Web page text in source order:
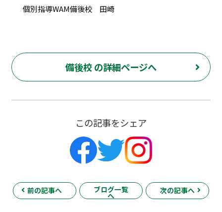
個別指導WAM備後校 田崎
備後校 の詳細ページへ
この記事をシェア
前の記事へ ブログ一覧
へ
次の記事へ